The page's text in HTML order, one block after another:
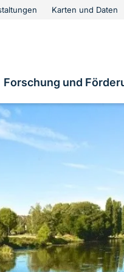
Karten und Daten
Forschung und